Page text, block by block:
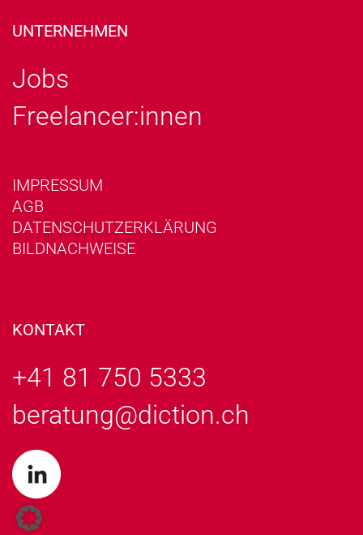
UNTERNEHMEN
Jobs
Freelancer:innen
IMPRESSUM
AGB
DATENSCHUTZERKLÄRUNG
BILDNACHWEISE
KONTAKT
+41 81 750 5333
beratung@diction.ch